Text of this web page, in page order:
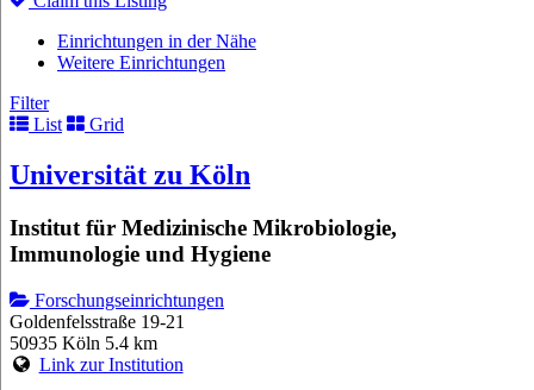
Einrichtungen in der Nähe
Weitere Einrichtungen
Filter
List
Grid
Universität zu Köln
Institut für Medizinische Mikrobiologie,
Immunologie und Hygiene
Forschungseinrichtungen
Goldenfelsstraße 19-21
50935 Köln 5.4 km
Link zur Institution